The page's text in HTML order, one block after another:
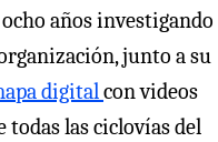
años investigando
junto a su
digitalcon videos
todas las ciclovías del